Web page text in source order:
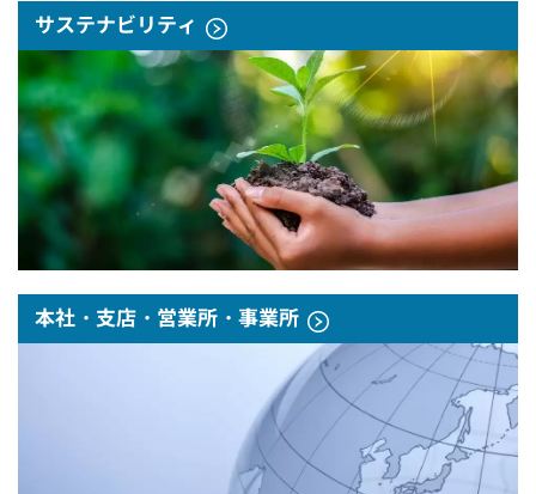
サステナビリティ
本社・支店・営業所・事業所